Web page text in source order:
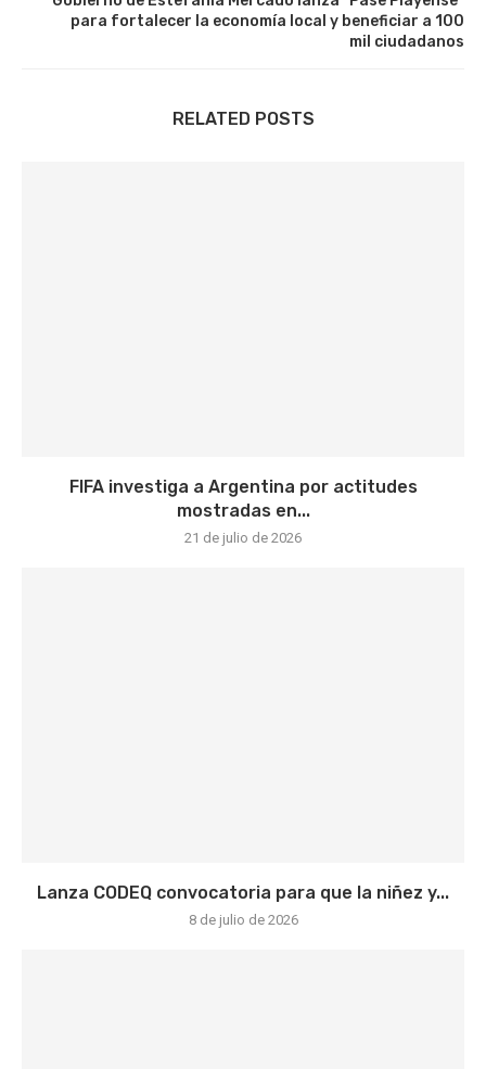
para fortalecer la economía local y beneficiar a 100
mil ciudadanos
RELATED POSTS
FIFA investiga a Argentina por actitudes
mostradas en...
21 de julio de 2026
Lanza CODEQ convocatoria para que la niñez y...
8 de julio de 2026